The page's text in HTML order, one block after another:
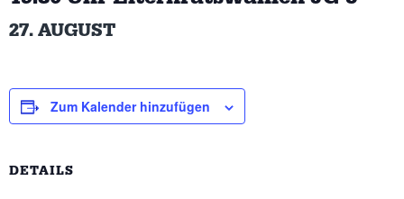
27. AUGUST
Zum Kalender hinzufügen
DETAILS